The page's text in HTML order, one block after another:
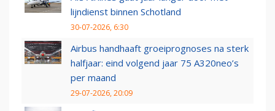
lijndienst binnen Schotland
30-07-2026, 6:30
Airbus handhaaft groeiprognoses na sterk
halfjaar: eind volgend jaar 75 A320neo’s
per maand
29-07-2026, 20:09